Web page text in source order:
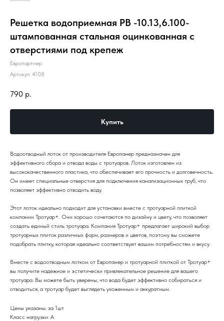
Решетка водоприемная РВ -10.13,6.100-
штампованная стальная оцинкованная c
отверстиями под крепеж
Европартнер
Артикул: 4108
790 р.
Купить
Водоотводный лоток от производителя Европанер предназначен для
эффективного сбора и отвода воды с тротуаров. Лоток изготовлен из
высококачественного пластика, что обеспечивает его прочность и долговечность.
Он имеет специальные отверстия для подключения канализационных труб, что
позволяет эффективно отводить воду.
Этот лоток идеально подходит для установки вместе с тротуарной плиткой
компании Тротуар+. Они хорошо сочетаются по дизайну и цвету, что позволяет
создать единый стиль тротуара. Компания Тротуар+ предлагает широкий выбор
тротуарных плиток различных форм, размеров и цветов, поэтому вы сможете
подобрать плитку, которая идеально соответствует вашим потребностям и вкусу.
Вместе с водоотводным лотком от Европанер и тротуарной плиткой от Тротуар+
вы получите надежное и эстетически привлекательное решение для вашего
тротуара. Вы можете быть уверены, что вода будет эффективно собираться и
отводиться, а тротуар будет выглядеть ухоженным и аккуратным.
Цены указаны: за 1шт
Класс нагрузки: А